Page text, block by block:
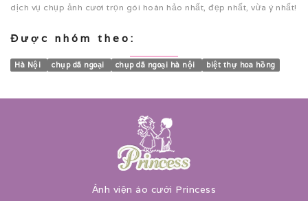
dịch vụ chụp ảnh cươi trọn gói hoàn hảo nhất, đẹp nhất, vừa ý nhất!
Được nhóm theo:
Hà Nội chụp dã ngoại chụp dã ngoại hà nội biệt thự hoa hồng
Ảnh viện áo cưới Princess